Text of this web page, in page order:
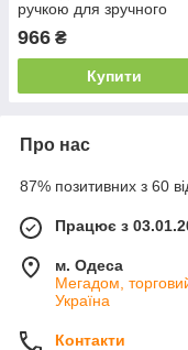
ручкою для зручного
світлом
966 ₴
Купити
Про нас
87% позитивних з 60
Працює з
м. Одеса
Мегадом,
Україна
Контакти